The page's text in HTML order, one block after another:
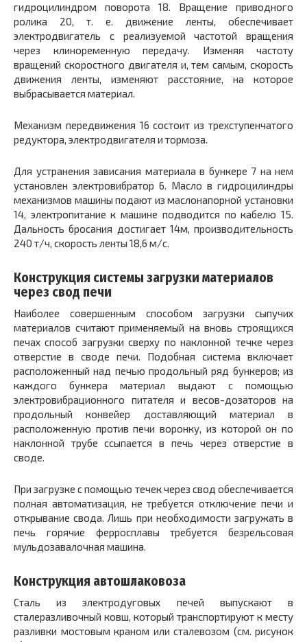
гидроцилиндром поворота 18. Вращение приводного
ролика 20, т. е. движение ленты, обеспечивает
электродвигатель с реализуемой частотой вращения
через клиноременную передачу. Изменяя частоту
вращений скоростного двигателя и, тем самым, скорость
движения ленты, изменяют расстояние, на которое
выбрасывается материал.
Механизм передвижения 16состоит из трехступенчатого
редуктора, электродвигателя и тормоза.
Для устранения зависания материала в бункере 7 на нем
установлен электровибратор 6. Масло в гидроцилиндры
механизмов машины подают из маслонапорной установки
14, электропитание к машине подводится по кабелю15.
Дальность бросания достигает 14м, производительность
240 т/ч, скорость ленты 18,6 м/с.
Конструкция системы загрузки материалов
через свод печи
Наиболее совершенным способом загрузки сыпучих
материалов считают применяемый на вновь строящихся
печах способ загрузки сверху по наклонной течке через
отверстие в своде печи. Подобная система включает
расположенный над печью продольный ряд бункеров; из
каждого бункера материал выдают с помощью
электровибрационного питателя и весов-дозаторов на
продольный конвейер доставляющий материал в
расположенную против печи воронку, из которой он по
наклонной трубе ссыпается в печь через отверстие в
своде.
При загрузке с помощью течек через свод обеспечивается
полная автоматизация, не требуется отключение печи и
открывание свода. Лишь при необходимости загружать в
печь горячие ферросплавы требуется безрельсовая
мульдозавалочная машина.
Конструкция автошлаковоза
Сталь из электродуговых печей выпускают в
сталеразливочный ковш, который транспортируют к месту
разливки мостовым краном или сталевозом (см. рисунок